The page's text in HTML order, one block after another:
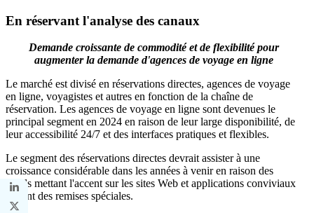
En réservant l'analyse des canaux
Demande croissante de commodité et de flexibilité pour
augmenter la demande d'agences de voyage en ligne
Le marché est divisé en réservations directes, agences de voyage
en ligne, voyagistes et autres en fonction de la chaîne de
réservation. Les agences de voyage en ligne sont devenues le
principal segment en 2024 en raison de leur large disponibilité, de
leur accessibilité 24/7 et des interfaces pratiques et flexibles.
Le segment des réservations directes devrait assister à une
croissance considérable dans les années à venir en raison des
hôtels mettant l'accent sur les sites Web et applications conviviaux
offrant des remises spéciales.